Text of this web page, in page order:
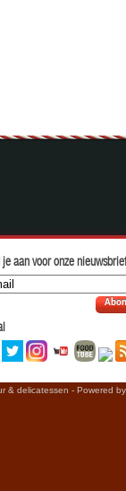
aan voor onze
& delicatessen - Powered